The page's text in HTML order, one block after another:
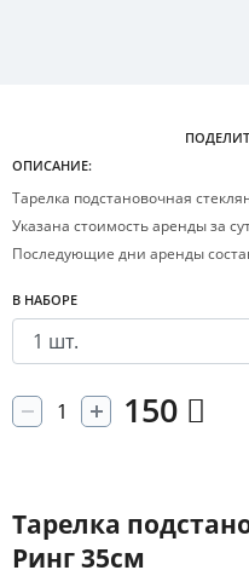
Тарелка
Ринг 35см
ОПИСАНИЕ:
Тарелка подстановочная
Указана стоимость аренды за
Последующие дни аренды
В НАБОРЕ
150